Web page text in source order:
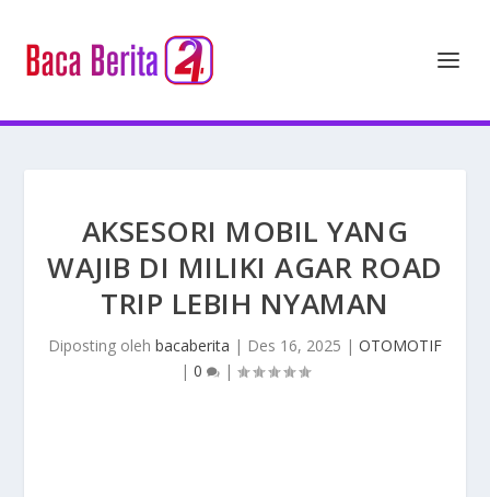
AKSESORI MOBIL YANG
WAJIB DI MILIKI AGAR ROAD
TRIP LEBIH NYAMAN
Diposting oleh bacaberita | Des 16, 2025 | OTOMOTIF
| 0 |